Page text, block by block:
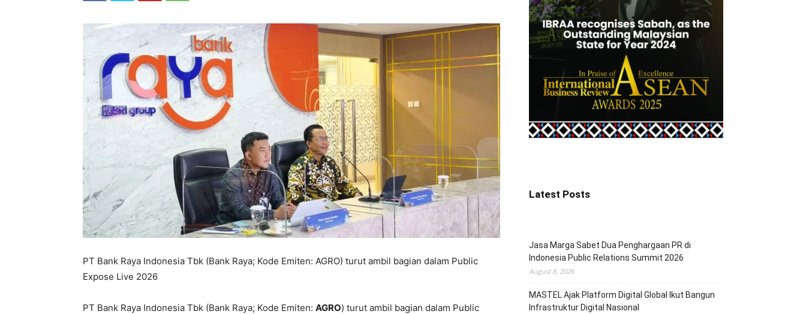
PT Bank Raya Indonesia Tbk (Bank Raya; Kode Emiten: AGRO) turut ambil bagian dalam Public
Expose Live 2026
PT Bank Raya Indonesia Tbk (Bank Raya; Kode Emiten: AGRO) turut ambil bagian dalam Public
Latest Posts
Jasa Marga Sabet Dua Penghargaan PR di
Indonesia Public Relations Summit 2026
August 8, 2026
MASTEL Ajak Platform Digital Global Ikut Bangun
Infrastruktur Digital Nasional